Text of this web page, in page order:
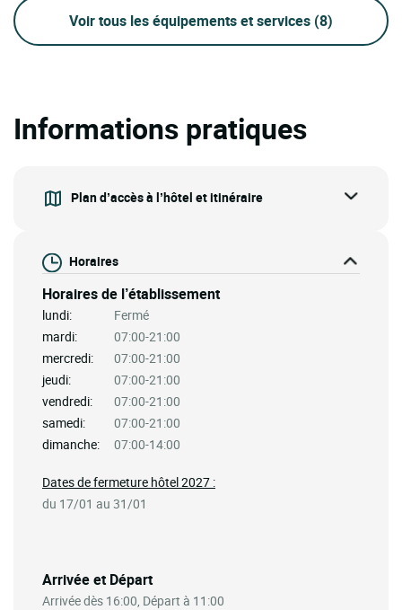
Voir tous les équipements et services (8)
Informations pratiques
Plan d’accès à l’hôtel et itinéraire
Horaires
Horaires de l’établissement
lundi:
Fermé
mardi:
07:00-21:00
mercredi:
07:00-21:00
jeudi:
07:00-21:00
vendredi:
07:00-21:00
samedi:
07:00-21:00
dimanche:
07:00-14:00
Arrivée et Départ
Arrivée dès 16:00, Départ à 11:00
Dates de fermeture hôtel 2027 :
du 17/01 au 31/01